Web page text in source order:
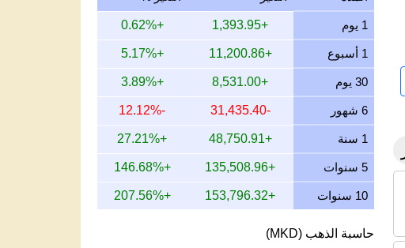
1 يوم +1,393.95
+0.62%
1 أسبوع +11,200.86
+5.17%
30 يوم +8,531.00
+3.89%
6 شهور -31,435.40
-12.12%
1 سنة +48,750.91
+27.21%
5 سنوات +135,508.96
+146.68%
10 سنوات +153,796.32
+207.56%
حاسبة الذهب (MKD)